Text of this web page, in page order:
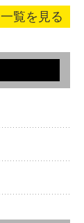
一覧を見る